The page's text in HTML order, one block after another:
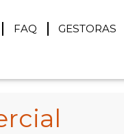
FAQ GESTORAS